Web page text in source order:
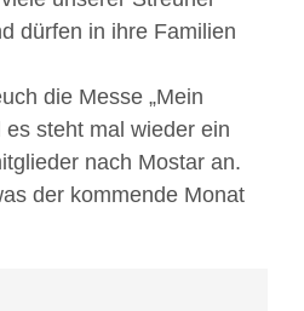
dürfen in ihre Familien
die Messe „Mein
es steht mal wieder ein
nach Mostar an.
der kommende Monat